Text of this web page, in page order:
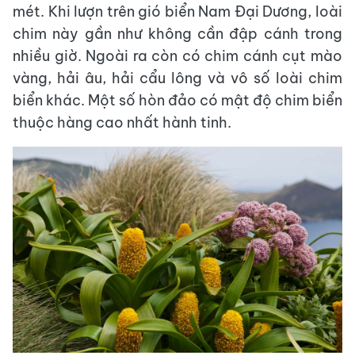
mét. Khi lượn trên gió biển Nam Đại Dương, loài
chim này gần như không cần đập cánh trong
nhiều giờ. Ngoài ra còn có chim cánh cụt mào
vàng, hải âu, hải cẩu lông và vô số loài chim
biển khác. Một số hòn đảo có mật độ chim biển
thuộc hàng cao nhất hành tinh.